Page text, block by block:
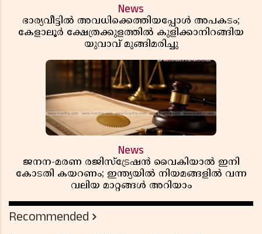
News
ഭാര്യവീട്ടിൽ അവധിക്കെത്തിയപ്പോൾ അപകടം;
കേളാലൂർ ക്ഷേത്രക്കുളത്തിൽ കുളിക്കാനിറങ്ങിയ
യുവാവ് മുങ്ങിമരിച്ചു
News
ജനന-മരണ രജിസ്ട്രേഷൻ വൈകിയാൽ ഇനി
കോടതി കയറണം; ഇന്ത്യയിൽ നിയമങ്ങളിൽ വന്ന
വലിയ മാറ്റങ്ങൾ അറിയാം
Recommended